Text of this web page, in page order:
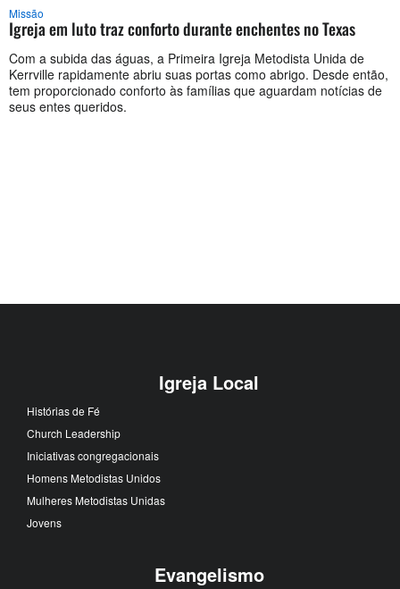
Missão
Igreja em luto traz conforto durante enchentes no Texas
Com a subida das águas, a Primeira Igreja Metodista Unida de
Kerrville rapidamente abriu suas portas como abrigo. Desde então,
tem proporcionado conforto às famílias que aguardam notícias de
seus entes queridos.
Igreja Local
Histórias de Fé
Church Leadership
Iniciativas congregacionais
Homens Metodistas Unidos
Mulheres Metodistas Unidas
Jovens
Evangelismo